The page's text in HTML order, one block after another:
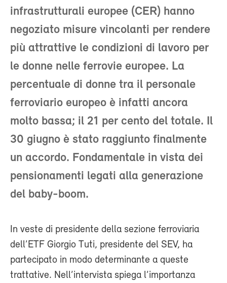
infrastrutturali europee (CER) hanno
negoziato misure vincolanti per rendere
più attrattive le condizioni di lavoro per
le donne nelle ferrovie europee. La
percentuale di donne tra il personale
ferroviario europeo è infatti ancora
molto bassa; il 21 per cento del totale. Il
30 giugno è stato raggiunto finalmente
un accordo. Fondamentale in vista dei
pensionamenti legati alla generazione
del baby-boom.
In veste di presidente della sezione ferroviaria
dell’ETF Giorgio Tuti, presidente del SEV, ha
partecipato in modo determinante a queste
trattative. Nell’intervista spiega l’importanza